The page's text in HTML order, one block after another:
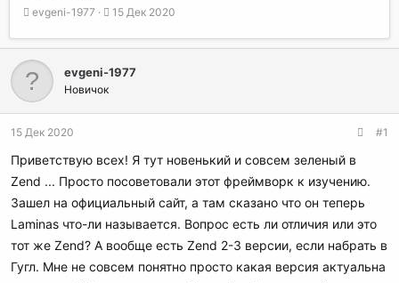
А
т
о
р
т
ы
evgeni-1977
Д
т
н
а
15 Дек 2020
evgeni-1977
Новичок
15 Дек 2020 #1
Приветствую всех! Я тут новенький и совсем зеленый в
Zend ... Просто посоветовали этот фреймворк к изучению.
Зашел на официальный сайт, а там сказано что он теперь
Laminas что-ли называется. Вопрос есть ли отличия или это
тот же Zend? А вообще есть Zend 2-3 версии, если набрать в
Гугл. Мне не совсем понятно просто какая версия актуальна